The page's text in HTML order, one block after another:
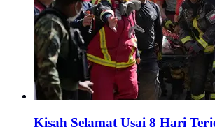
Kisah Selamat Usai 8 Hari